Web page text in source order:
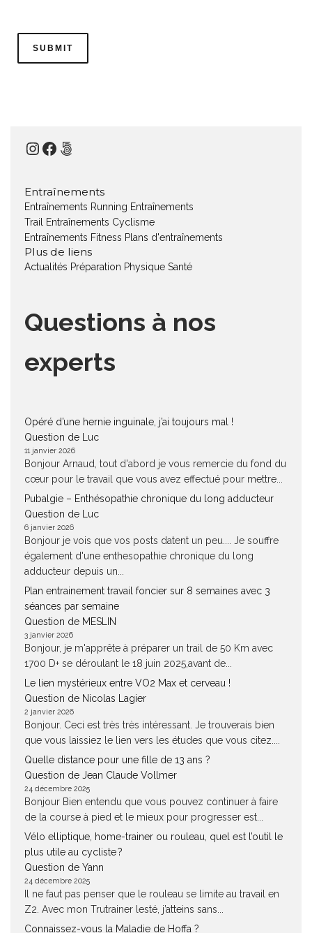
Instagram
Facebook
500px
Entraînements
Entraînements Running Entraînements
Trail
Entraînements Cyclisme
Entraînements Fitness Plans d'entraînements
Plus de liens
Actualités Préparation Physique Santé
Questions à nos
experts
Opéré d’une hernie inguinale, j’ai toujours mal !
Question de Luc
11 janvier 2026
Bonjour Arnaud, tout d'abord je vous remercie du fond du
cœur pour le travail que vous avez effectué pour mettre...
Pubalgie – Enthésopathie chronique du long adducteur
Question de Luc
6 janvier 2026
Bonjour je vois que vos posts datent un peu.... Je souffre
également d'une enthesopathie chronique du long
adducteur depuis un...
Plan entrainement travail foncier sur 8 semaines avec 3
séances par semaine
Question de MESLIN
3 janvier 2026
Bonjour, je m'apprête à préparer un trail de 50 Km avec
1700 D+ se déroulant le 18 juin 2025,avant de...
Le lien mystérieux entre VO2 Max et cerveau !
Question de Nicolas Lagier
2 janvier 2026
Bonjour. Ceci est très très intéressant. Je trouverais bien
que vous laissiez le lien vers les études que vous citez....
Quelle distance pour une fille de 13 ans ?
Question de Jean Claude Vollmer
24 décembre 2025
Bonjour Bien entendu que vous pouvez continuer à faire
de la course à pied et le mieux pour progresser est...
Vélo elliptique, home-trainer ou rouleau, quel est l’outil le
plus utile au cycliste ?
Question de Yann
24 décembre 2025
Il ne faut pas penser que le rouleau se limite au travail en
Z2. Avec mon Trutrainer lesté, j’atteins sans...
Connaissez-vous la Maladie de Hoffa ?